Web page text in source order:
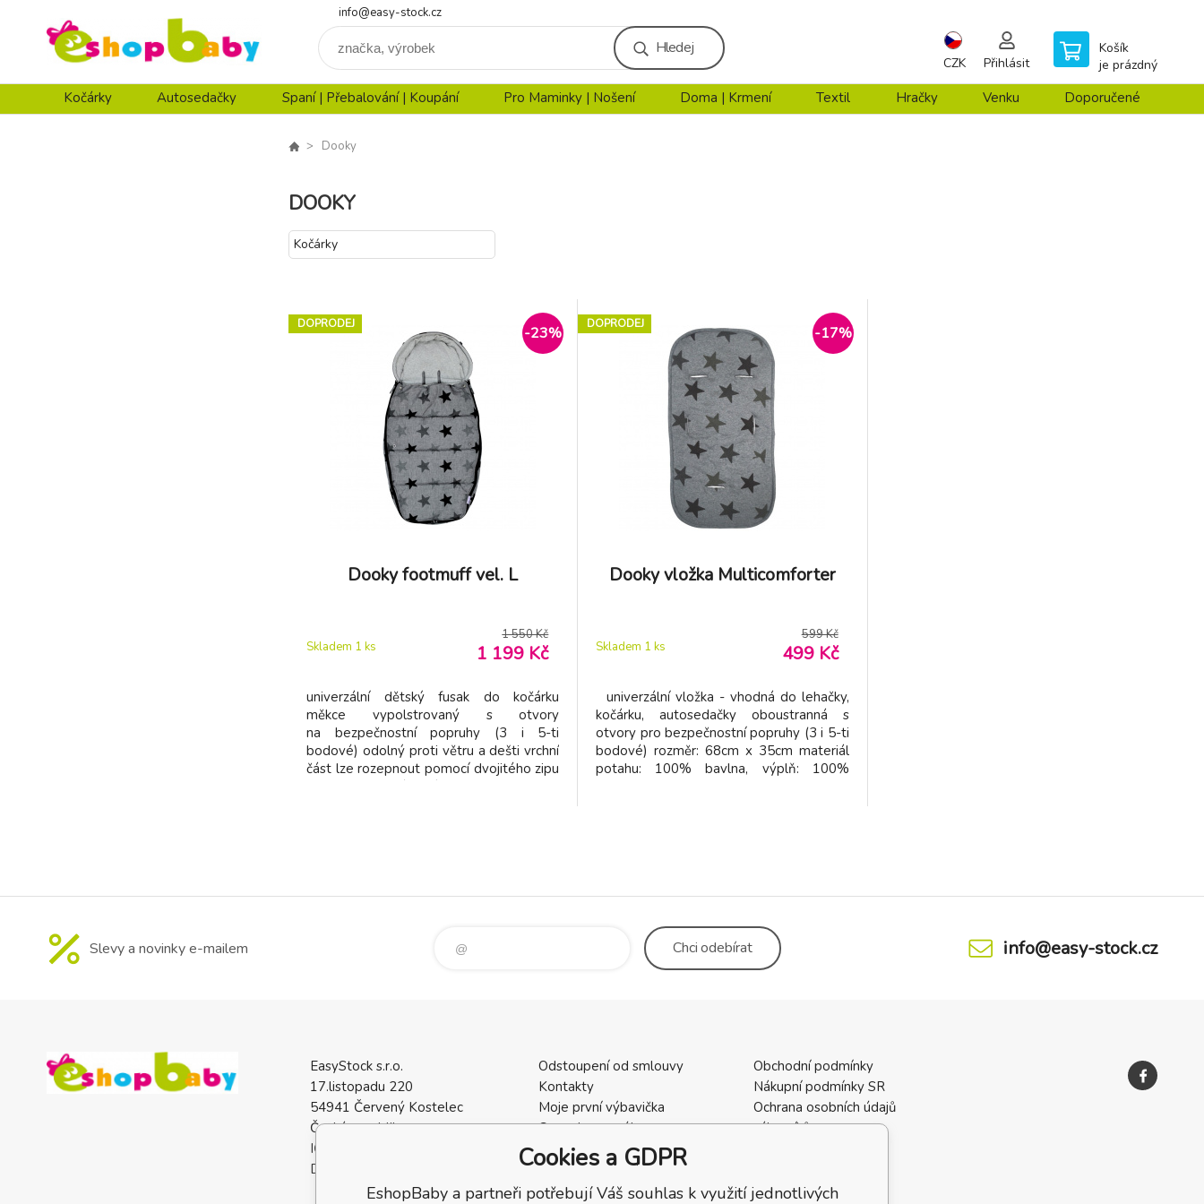
info@easy-stock.cz
Hledej
CZK Přihlásit
Košík
je prázdný
Kočárky Autosedačky Spaní | Přebalování | Koupání Pro Maminky | Nošení Doma | Krmení Textil Hračky Venku Doporučené
Dooky
DOOKY
Kočárky
DOPRODEJ -23%
Dooky footmuff vel. L
Skladem 1 ks
1 550 Kč
1 199 Kč
univerzální dětský fusak do kočárku
měkce vypolstrovaný s otvory
na bezpečnostní popruhy (3 i 5-ti
bodové) odolný proti větru a dešti vrchní
část lze rozepnout pomocí dvojitého zipu
DOPRODEJ -17%
Dooky vložka Multicomforter
Skladem 1ks
599 Kč
499 Kč
univerzální vložka - vhodná do lehačky,
kočárku, autosedačky oboustranná s
otvory pro bezpečnostní popruhy (3 i 5-ti
bodové) rozměr: 68cm x 35cm materiál
potahu: 100% bavlna, výplň: 100%
Slevy a novinky e-mailem Chciodebírat info@easy-stock.cz
EasyStock s.r.o.
17.listopadu 220
54941 Červený Kostelec
Česká republika
IČO: 07727402
DIČ: CZ07727402
Odstoupení od smlouvy
Kontakty
Moje první výbavička
Ceny dopravného
Vrácení zboží / Reklamace
Reklamace
Recenze
Obchodní podmínky
Nákupní podmínky SR
Ochrana osobních údajů
zákazníků
Cookies a GDPR
EshopBaby a partneři potřebují Váš souhlas k využití jednotlivých